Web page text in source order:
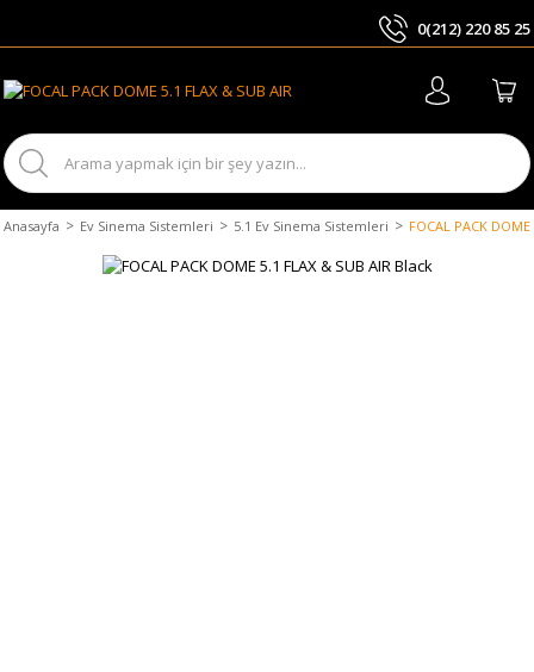
0(212) 220 85 25
Anasayfa Ev Sinema Sistemleri 5.1 Ev Sinema Sistemleri FOCAL PACK